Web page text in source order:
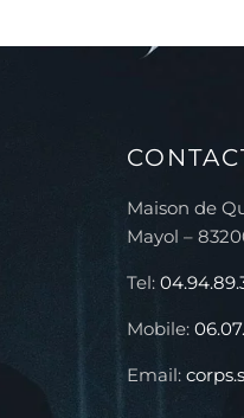
Maison de
Mayol –
Tel:
Mobile:
Email: